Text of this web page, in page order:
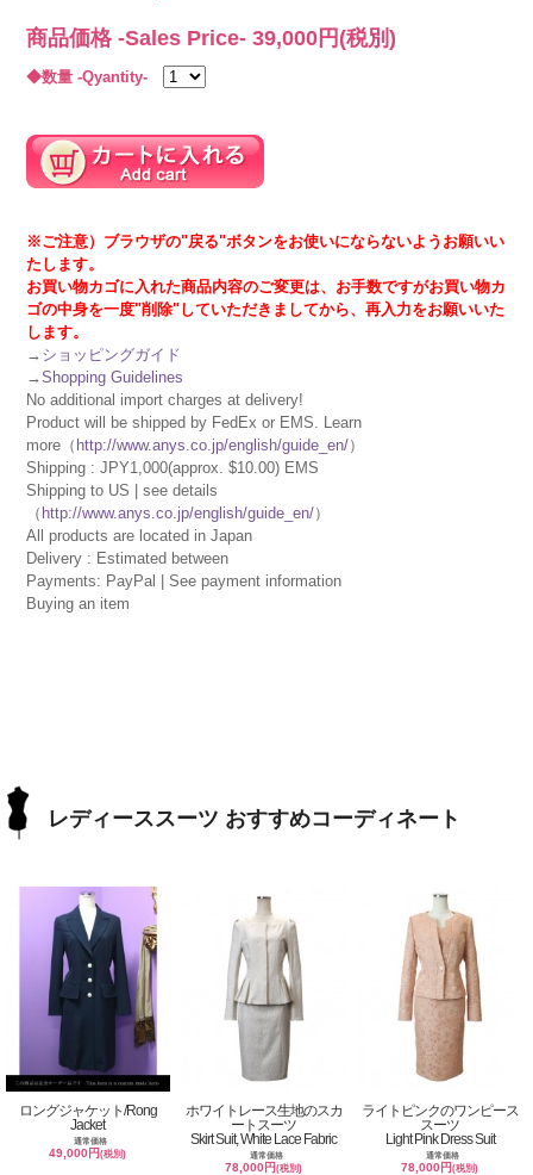
商品価格 -Sales Price-39,000 円(税別)
◆数量 -Qyantity-
※ご注意）ブラウザの"戻る"ボタンをお使いにならないようお願いい
たします。
お買い物カゴに入れた商品内容のご変更は、お手数ですがお買い物カ
ゴの中身を一度"削除"していただきましてから、再入力をお願いいた
します。
→ ショッピングガイド
→Shopping Guidelines
No additional import charges at delivery!
Product will be shipped by FedEx or EMS. Learn
more（ http://www.anys.co.jp/english/guide_en/）
Shipping : JPY1,000(approx. $10.00) EMS
Shipping to US | see details
（ http://www.anys.co.jp/english/guide_en/）
All products are located in Japan
Delivery : Estimated between
Payments: PayPal | See payment information
Buying an item
レディーススーツ おすすめコーディネート
ロングジャケット/Rong
Jacket
通常価格
49,000円(税別)
ホワイトレース生地のスカ
ートスーツ
Skirt Suit, White Lace Fabric
通常価格
78,000円(税別)
ライトピンクのワンピース
スーツ
Light Pink Dress Suit
通常価格
78,000円(税別)